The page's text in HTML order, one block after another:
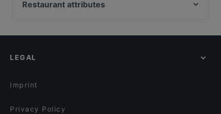
Flow Bar Kallio
BAMBU Asian Kitchen & Bar
POCHA! Korean Street Dining
16 Boom
Ravintola Bambu Sushi
Restaurant attributes
Tourist-friendly Restaurants in Helsinki
LEGAL
Imprint
Privacy Policy